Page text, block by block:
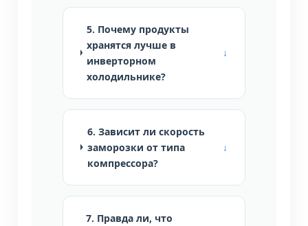
5. Почему продукты
хранятся лучше в
инверторном
холодильнике?
6. Зависит ли скорость
заморозки от типа
компрессора?
7. Правда ли, что